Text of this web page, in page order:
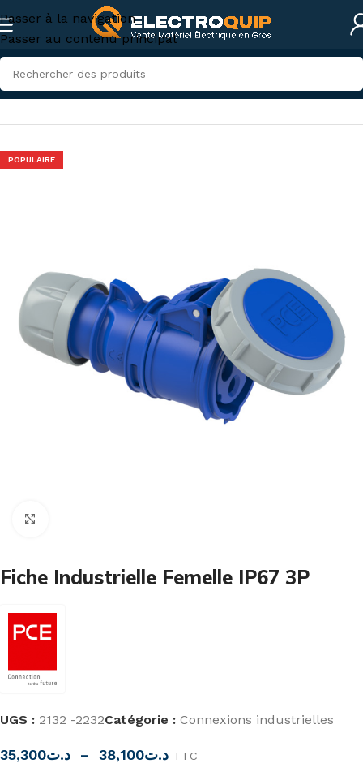
Passer à la navigation
Passer au contenu principal
Accueil/Électricité industrielle/Connexions industrielles
POPULAIRE
Fiche Industrielle Femelle IP67 3P
UGS : 2132 -2232Catégorie : Connexions industrielles
د.ت35,300 – د.ت38,100 TTC